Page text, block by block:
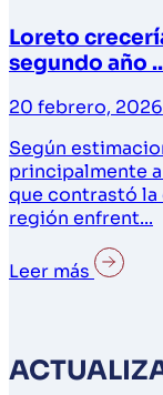
Loreto
segundo año
20 febrero, 2026
Según
principalmente
que contrastó la
región enfrent...
Leer más